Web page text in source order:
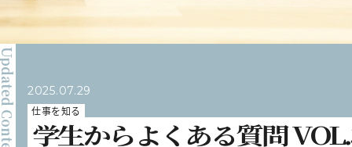
2025.07.29
仕事を知る
学生からよくある質問